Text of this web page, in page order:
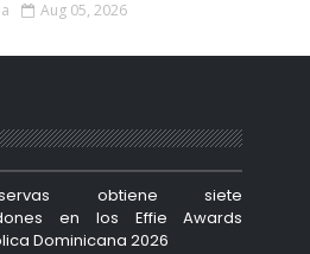
Aug 05, 2026
obtiene siete
en los Effie Awards
Dominicana 2026